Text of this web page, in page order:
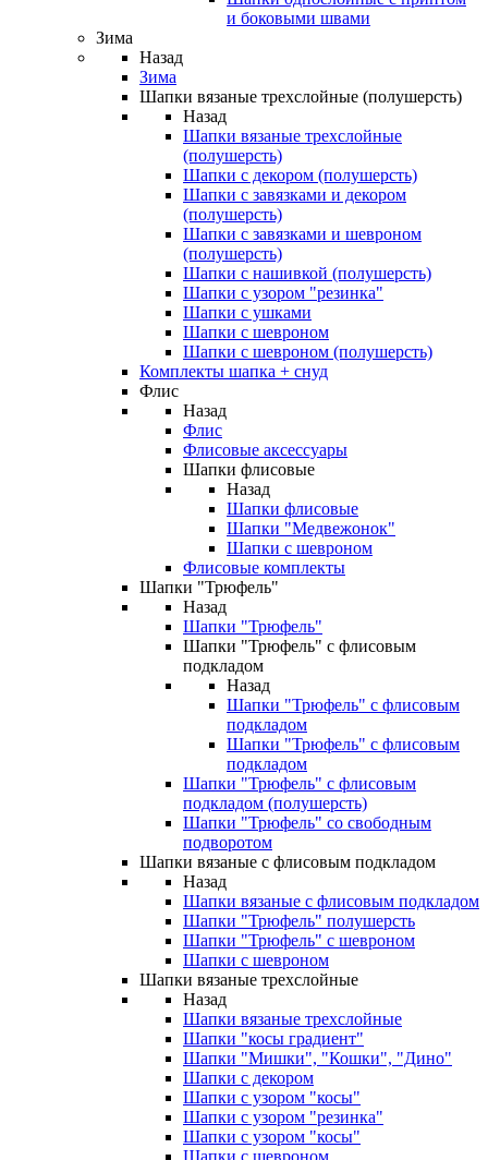
и боковыми швами
Зима
Назад
Зима
Шапки вязаные трехслойные (полушерсть)
Назад
Шапки вязаные трехслойные
(полушерсть)
Шапки с декором (полушерсть)
Шапки с завязками и декором
(полушерсть)
Шапки с завязками и шевроном
(полушерсть)
Шапки с нашивкой (полушерсть)
Шапки с узором "резинка"
Шапки с ушками
Шапки с шевроном
Шапки с шевроном (полушерсть)
Комплекты шапка + снуд
Флис
Назад
Флис
Флисовые аксессуары
Шапки флисовые
Назад
Шапки флисовые
Шапки "Медвежонок"
Шапки с шевроном
Флисовые комплекты
Шапки "Трюфель"
Назад
Шапки "Трюфель"
Шапки "Трюфель" с флисовым
подкладом
Назад
Шапки "Трюфель" с флисовым
подкладом
Шапки "Трюфель" с флисовым
подкладом
Шапки "Трюфель" с флисовым
подкладом (полушерсть)
Шапки "Трюфель" со свободным
подворотом
Шапки вязаные с флисовым подкладом
Назад
Шапки вязаные с флисовым подкладом
Шапки "Трюфель" полушерсть
Шапки "Трюфель" с шевроном
Шапки с шевроном
Шапки вязаные трехслойные
Назад
Шапки вязаные трехслойные
Шапки "косы градиент"
Шапки "Мишки", "Кошки", "Дино"
Шапки с декором
Шапки с узором "косы"
Шапки с узором "резинка"
Шапки с узором "косы"
Шапки с шевроном